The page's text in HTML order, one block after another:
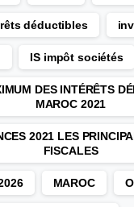
déductibles
IS impôt sociétés
DES INTÉRÊTS
MAROC 2021
2021 LES
FISCALES
MAROC